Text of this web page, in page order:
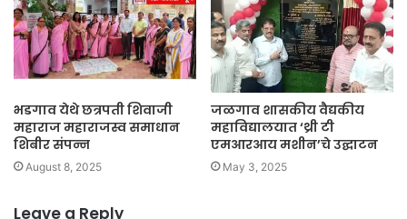
भडगाव येथे छत्रपती शिवाजी
महाराज महाराजस्व समाधान
शिबीर संपन्न
August 8, 2025
जळगाव शासकीय वैद्यकीय
महाविद्यालयात ‘थ्री टी
एमआरआय मशीन’चे उद्घाटन
May 3, 2025
Leave a Reply